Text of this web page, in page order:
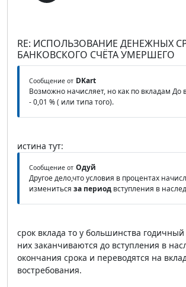
RE: ИСПОЛЬЗОВАНИЕ ДЕНЕЖНЫХ
БАНКОВСКОГО СЧЁТА УМЕРШЕГО
Сообщение от DKart
Возможно начисляет, но как по вкладам До
- 0,01 % ( или типа того).
истина тут:
Сообщение от Одуй
Другое дело,что условия в процентах
измениться за период вступления в
срок вклада то у большинства
них заканчиваются до вступления в
окончания срока и переводятся на
востребования.